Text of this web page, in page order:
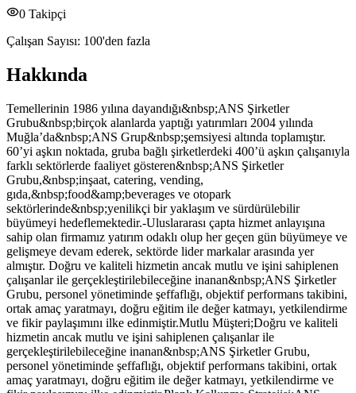
0 Takipçi
Çalışan Sayısı: 100'den fazla
Hakkında
Temellerinin 1986 yılına dayandığı&nbsp;ANS Şirketler
Grubu&nbsp;birçok alanlarda yaptığı yatırımları 2004 yılında
Muğla’da&nbsp;ANS Grup&nbsp;şemsiyesi altında toplamıştır.
60’yi aşkın noktada, gruba bağlı şirketlerdeki 400’ü aşkın çalışanıyla
farklı sektörlerde faaliyet gösteren&nbsp;ANS Şirketler
Grubu,&nbsp;inşaat, catering, vending,
gıda,&nbsp;food&amp;beverages ve otopark
sektörlerinde&nbsp;yenilikçi bir yaklaşım ve sürdürülebilir
büyümeyi hedeflemektedir.-Uluslararası çapta hizmet anlayışına
sahip olan firmamız yatırım odaklı olup her geçen gün büyümeye ve
gelişmeye devam ederek, sektörde lider markalar arasında yer
almıştır. Doğru ve kaliteli hizmetin ancak mutlu ve işini sahiplenen
çalışanlar ile gerçekleştirilebileceğine inanan&nbsp;ANS Şirketler
Grubu, personel yönetiminde şeffaflığı, objektif performans takibini,
ortak amaç yaratmayı, doğru eğitim ile değer katmayı, yetkilendirme
ve fikir paylaşımını ilke edinmiştir.Mutlu Müşteri;Doğru ve kaliteli
hizmetin ancak mutlu ve işini sahiplenen çalışanlar ile
gerçekleştirilebileceğine inanan&nbsp;ANS Şirketler Grubu,
personel yönetiminde şeffaflığı, objektif performans takibini, ortak
amaç yaratmayı, doğru eğitim ile değer katmayı, yetkilendirme ve